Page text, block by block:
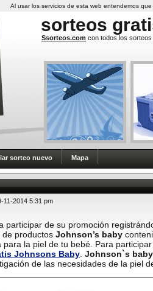
sorteos
Ssorteos.com con todos los
sorteo nuevo Mapa
11-2014 5:31 pm
participar de su promoción
de productos Johnson’s baby
la piel de tu bebé. Para
Johnsons Baby Johnson`s baby
de las necesidades de la piel
Al usar los servicios de esta web entendemos